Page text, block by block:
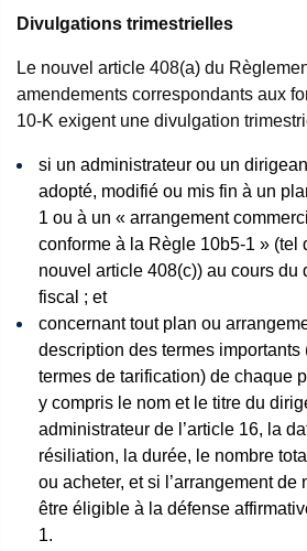
Divulgations trimestrielles
Le nouvel article 408(a) du
amendements correspondants aux
10-K exigent une divulgation
si un administrateur ou un
adopté, modifié ou mis fin à un
1 ou à un « arrangement
conforme à la Règle 10b5-1 » (tel
nouvel article 408(c)) au cours du
fiscal ; et
concernant tout plan ou
description des termes importants
termes de tarification) de chaque
y compris le nom et le titre du
administrateur de l’article 16, la
résiliation, la durée, le nombre
ou acheter, et si l’arrangement de
être éligible à la défense
1.